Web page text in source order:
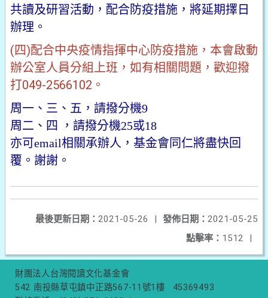
共讀及研習活動，配合防疫措施，將延期擇日
辦理。
(四)配合中央疫情指揮中心防疫措施，本會啟動
辦公室人員分組上班，如有相關問題，歡迎撥
打049-2566102。
周一、三、五，請撥分機9
周二、四 ，請撥分機25或18
亦可email相關承辦人，基金會同仁將盡快回
覆。謝謝。
發佈日期： 2021-05-25
最後更新日期： 2021-05-26
|
點擊率： 1512 |
財團法人台灣閱讀文化基金會
542 南投縣草屯鎮中正路567-11號1樓
45369493